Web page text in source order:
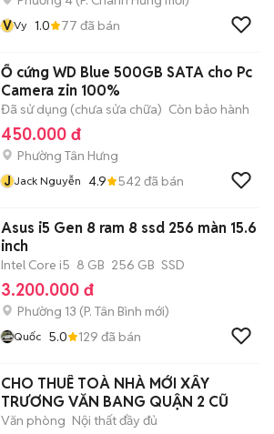
VVy 1.0 77 đã bán
Ổ cứng WD Blue 500GB SATA cho Pc
Camera zin 100%
Đã sử dụng (chưa sửa chữa) Còn bảo hành
450.000 đ
Phường Tân Hưng
J Jack Nguyễn 4.9 542 đã bán
Asus i5 Gen 8 ram 8 ssd 256 màn 15.6
inch
Intel Core i5 8 GB 256 GB SSD
3.200.000 đ
Phường 13 (P. Tân Bình mới)
Quốc 5.0 129 đã bán
CHO THUÊ TOÀ NHÀ MỚI XÂY
TRƯƠNG VĂN BANG QUẬN 2 CŨ
Văn phòng Nội thất đầy đủ